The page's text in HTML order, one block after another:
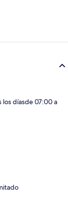
los díasde 07:00 a